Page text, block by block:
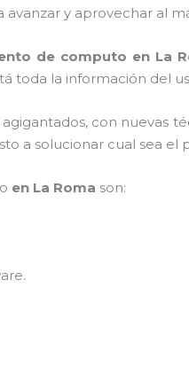
avanzar y aprovechar al
de computo en La
toda la información del
con nuevas
a solucionar cual sea el
en La Roma son:
.